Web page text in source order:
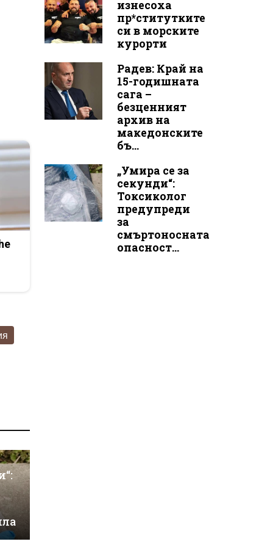
изнесоха
пр*ститутките
си в морските
курорти
Радев: Край на
15-годишната
сага –
безценният
архив на
македонските
бъ...
„Умира се за
секунди“:
Токсиколог
предупреди
за
смъртоносната
опасност...